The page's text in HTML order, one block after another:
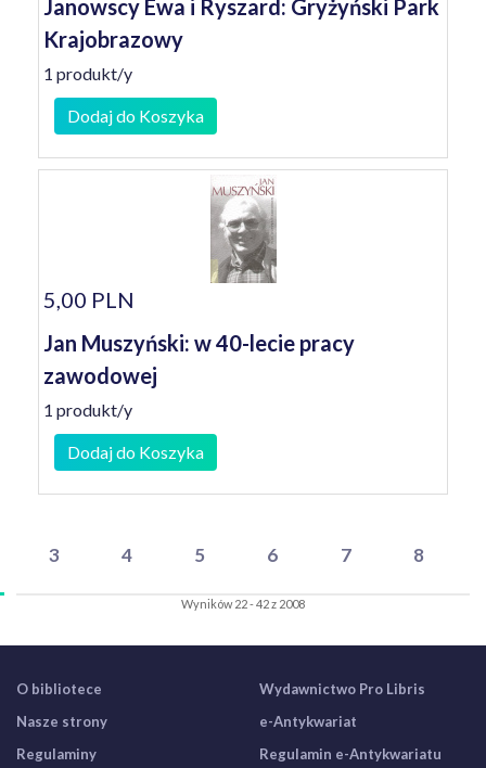
Janowscy Ewa i Ryszard: Gryżyński Park
Krajobrazowy
1 produkt/y
Dodaj do Koszyka
5,00 PLN
Jan Muszyński: w 40-lecie pracy
zawodowej
1 produkt/y
Dodaj do Koszyka
3 4 5 6 7 8
Wyników 22 - 42 z 2008
O bibliotece
Nasze strony
Regulaminy
Wydawnictwo Pro Libris
e-Antykwariat
Regulamin e-Antykwariatu